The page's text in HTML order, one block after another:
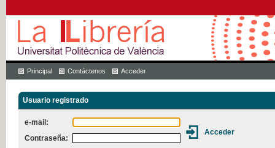
Principal Contáctenos Acceder
Usuario registrado
e-mail:
Contraseña: